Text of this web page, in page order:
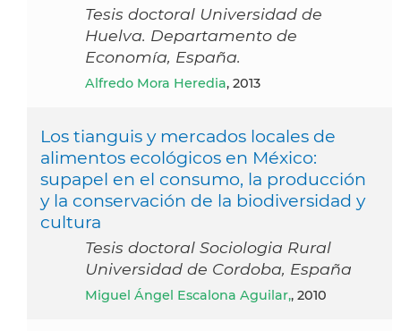
Tesis doctoral Universidad de
Huelva. Departamento de
Economía, España.
Alfredo Mora Heredia, 2013
Los tianguis y mercados locales de
alimentos ecológicos en México:
supapel en el consumo, la producción
y la conservación de la biodiversidad y
cultura
Tesis doctoral Sociologia Rural
Universidad de Cordoba, España
Miguel Ángel Escalona Aguilar,, 2010